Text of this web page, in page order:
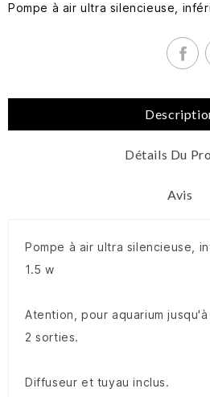
Pompe à air ultra silencieuse,
Détails Du
Avis
Pompe à air ultra silencieuse,
1.5 w
Atention, pour aquarium jusqu'à
2 sorties.
Diffuseur et tuyau inclus.